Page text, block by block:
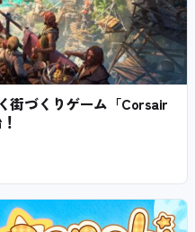
街づくりゲーム「Corsair